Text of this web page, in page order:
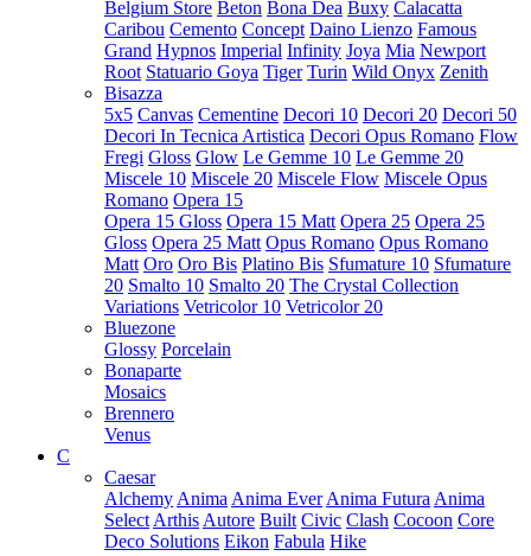
Belgium Store Beton Bona Dea Buxy Calacatta
Caribou Cemento Concept Daino Lienzo Famous
Grand Hypnos Imperial Infinity Joya Mia Newport
Root Statuario Goya Tiger Turin Wild Onyx Zenith
Bisazza
5x5 Canvas Cementine Decori 10 Decori 20 Decori 50
Decori In Tecnica Artistica Decori Opus Romano Flow
Fregi Gloss Glow Le Gemme 10 Le Gemme 20
Miscele 10 Miscele 20 Miscele Flow Miscele Opus
Romano Opera 15
Opera 15 Gloss Opera 15 Matt Opera 25 Opera 25
Gloss Opera 25 Matt Opus Romano Opus Romano
Matt Oro Oro Bis Platino Bis Sfumature 10 Sfumature
20 Smalto 10 Smalto 20 The Crystal Collection
Variations Vetricolor 10 Vetricolor 20
Bluezone
Glossy Porcelain
Bonaparte
Mosaics
Brennero
Venus
C
Caesar
Alchemy Anima Anima Ever Anima Futura Anima
Select Arthis Autore Built Civic Clash Cocoon Core
Deco Solutions Eikon Fabula Hike